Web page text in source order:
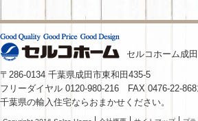
セルコホーム成田
〒286-0134 千葉県成田市東和田435-5
フリーダイヤル 0120-980-216 FAX 0476-22-
千葉県の輸入住宅ならおまかせください。